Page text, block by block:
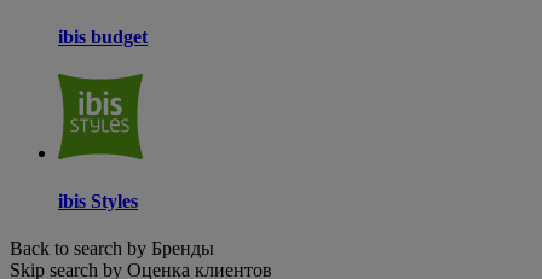
ibis budget
ibis Styles
Back to search by Бренды
Skip search by Оценка клиентов